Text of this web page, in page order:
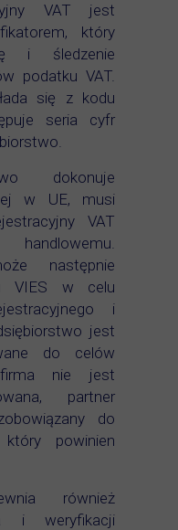
VAT jest
który
i śledzenie
podatku VAT.
się z kodu
seria cyfr
dokonuje
w UE, musi
VAT
następnie
VIES w celu
i
jest
do celów
nie jest
partner
do
powinien
również
i weryfikacji